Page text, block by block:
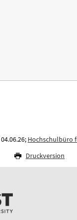
Hochschulbüro
Druckversion